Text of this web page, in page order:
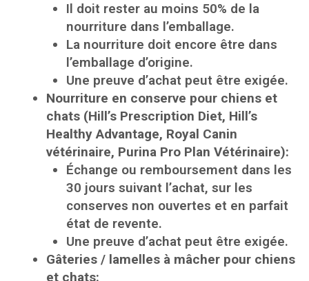
Il doit rester au moins 50% de la
nourriture dans l’emballage.
La nourriture doit encore être dans
l’emballage d’origine.
Une preuve d’achat peut être exigée.
Nourriture en conserve pour chiens et
chats (Hill’s Prescription Diet, Hill’s
Healthy Advantage, Royal Canin
vétérinaire, Purina Pro Plan Vétérinaire):
Échange ou remboursement dans les
30 jours suivant l’achat, sur les
conserves non ouvertes et en parfait
état de revente.
Une preuve d’achat peut être exigée.
Gâteries / lamelles à mâcher pour chiens
et chats: